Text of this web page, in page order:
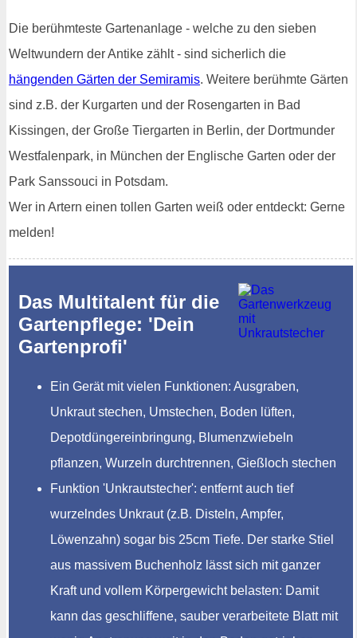
Die berühmteste Gartenanlage - welche zu den sieben
Weltwundern der Antike zählt - sind sicherlich die
hängenden Gärten der Semiramis. Weitere berühmte Gärten
sind z.B. der Kurgarten und der Rosengarten in Bad
Kissingen, der Große Tiergarten in Berlin, der Dortmunder
Westfalenpark, in München der Englische Garten oder der
Park Sanssouci in Potsdam.
Wer in Artern einen tollen Garten weiß oder entdeckt: Gerne
melden!
Das Multitalent für die
Gartenpflege: 'Dein
Gartenprofi'
Ein Gerät mit vielen Funktionen: Ausgraben,
Unkraut stechen, Umstechen, Boden lüften,
Depotdüngereinbringung, Blumenzwiebeln
pflanzen, Wurzeln durchtrennen, Gießloch stechen
Funktion 'Unkrautstecher': entfernt auch tief
wurzelndes Unkraut (z.B. Disteln, Ampfer,
Löwenzahn) sogar bis 25cm Tiefe. Der starke Stiel
aus massivem Buchenholz lässt sich mit ganzer
Kraft und vollem Körpergewicht belasten: Damit
kann das geschliffene, sauber verarbeitete Blatt mit